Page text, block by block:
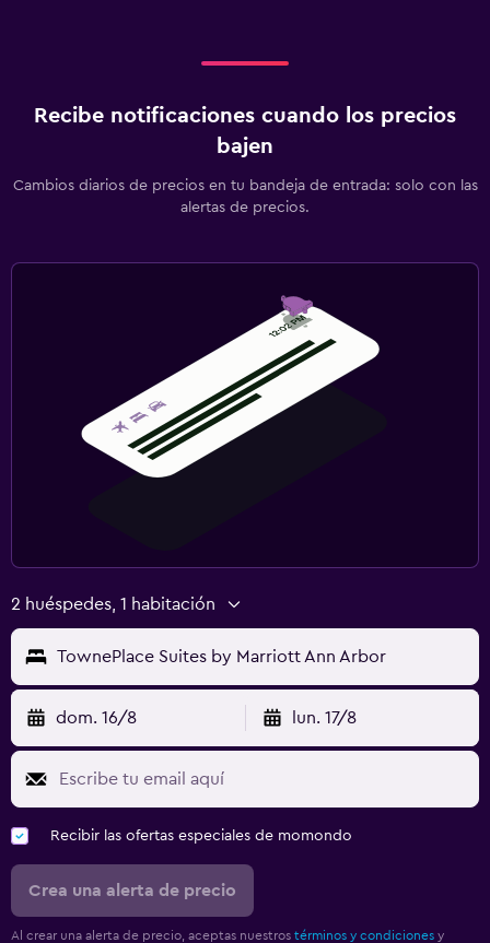
Recibe notificaciones cuando los precios
bajen
Cambios diarios de precios en tu bandeja de entrada: solo con las
alertas de precios.
2 huéspedes, 1 habitación
TownePlace Suites by Marriott Ann Arbor
dom. 16/8 lun. 17/8
Recibir las ofertas especiales de momondo
Crea una alerta de precio
Al crear una alerta de precio, aceptas nuestros términos y condiciones y